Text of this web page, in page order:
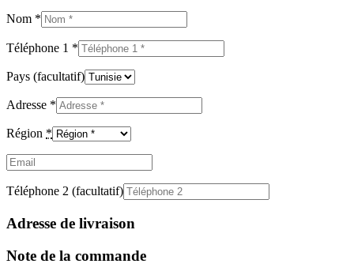
Nom *
Téléphone 1 *
Pays (facultatif)
Adresse *
Région *
Email
Téléphone 2 (facultatif)
Adresse de livraison
Note de la commande